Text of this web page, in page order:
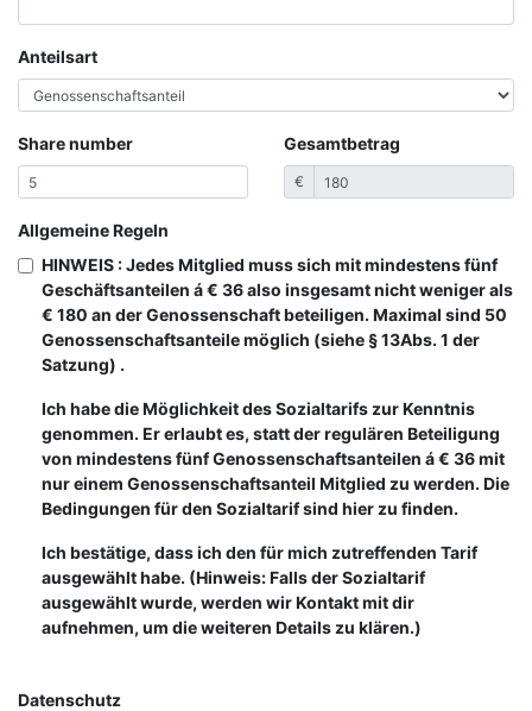
Anteilsart
Share number Gesamtbetrag
€
Allgemeine Regeln
HINWEIS : Jedes Mitglied muss sich mit mindestens fünf
Geschäftsanteilen á € 36 also insgesamt nicht weniger als
€ 180 an der Genossenschaft beteiligen. Maximal sind 50
Genossenschaftsanteile möglich (siehe § 13Abs. 1 der
Satzung) .
Ich habe die Möglichkeit des Sozialtarifs zur Kenntnis
genommen. Er erlaubt es, statt der regulären Beteiligung
von mindestens fünf Genossenschaftsanteilen á € 36 mit
nur einem Genossenschaftsanteil Mitglied zu werden. Die
Bedingungen für den Sozialtarif sind hier zu finden.
Ich bestätige, dass ich den für mich zutreffenden Tarif
ausgewählt habe. (Hinweis: Falls der Sozialtarif
ausgewählt wurde, werden wir Kontakt mit dir
aufnehmen, um die weiteren Details zu klären.)
Datenschutz